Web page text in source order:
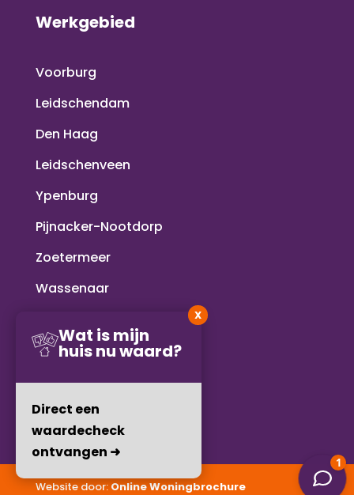
Werkgebied
Voorburg
Leidschendam
Den Haag
Leidschenveen
Ypenburg
Pijnacker-Nootdorp
Zoetermeer
Wassenaar
Rijswijk
Delft
Website door:Online Woningbrochure
Wat is mijn
huis nu waard?
Direct een
waardecheck
ontvangen ➜
X